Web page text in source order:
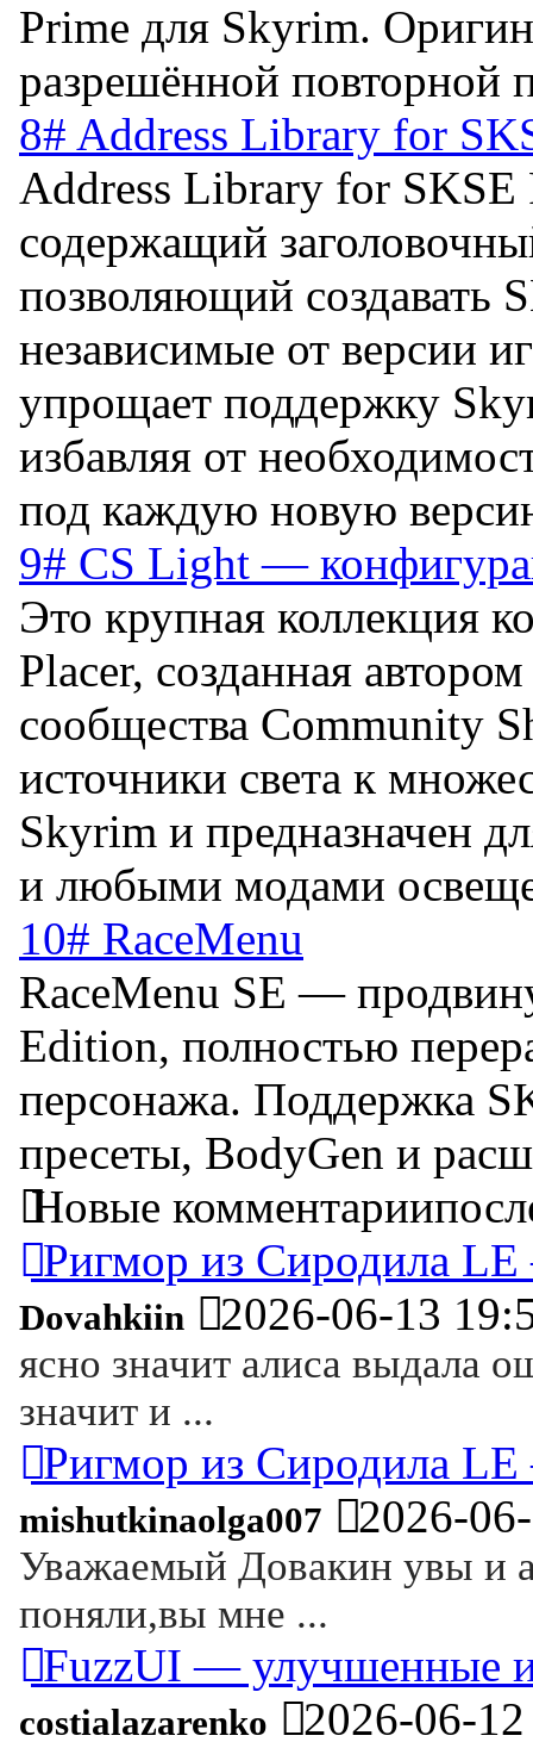
Prime для Skyrim.
разрешённой повторной
8# Address Library for
Address Library for
содержащий
позволяющий создавать
независимые от версии
упрощает поддержку
избавляя от
под каждую новую
9# CS Light —
Это крупная коллекция
Placer, созданная
сообщества Community
источники света к
Skyrim и предназначен
и любыми модами
10# RaceMenu
RaceMenu SE —
Edition, полностью
персонажа. Поддержка
пресеты, BodyGen и
Новые комментарии
Ригмор из Сиродила
Dovahkiin 2026-06-13
ясно значит алиса выдала
значит и ...
Ригмор из Сиродила
mishutkinaolga007 2026-
Уважаемый Довакин увы и
поняли,вы мне ...
FuzzUI — улучшенные
costialazarenko 2026-06-12